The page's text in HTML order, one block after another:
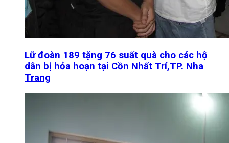
Lữ đoàn 189 tặng 76 suất quà cho các hộ
dân bị hỏa hoạn tại Cồn Nhất Trí,TP. Nha
Trang